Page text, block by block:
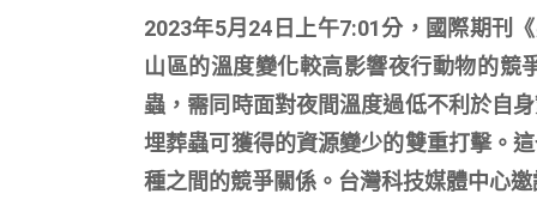
2023年5月24日上午7:01分，國際期刊
山區的溫度變化較高影響夜行動物的競
蟲，需同時面對夜間溫度過低不利於自
埋葬蟲可獲得的資源變少的雙重打擊。
種之間的競爭關係。台灣科技媒體中心